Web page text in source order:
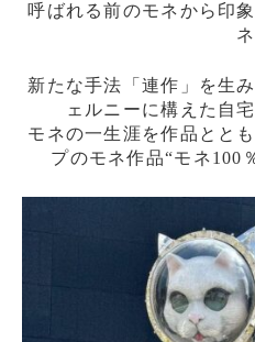
呼ばれる前のモネから印
ネ
新たな手法「連作」を生
ェルニーに構えた自
モネの一生涯を作品とと
プのモネ作品“モネ100